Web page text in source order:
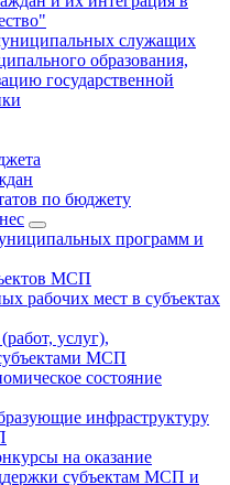
служащих
образования,
государственной
по бюджету
программ и
МСП
рабочих мест в субъектах
услуг),
МСП
состояние
инфраструктуру
на оказание
субъектам МСП и